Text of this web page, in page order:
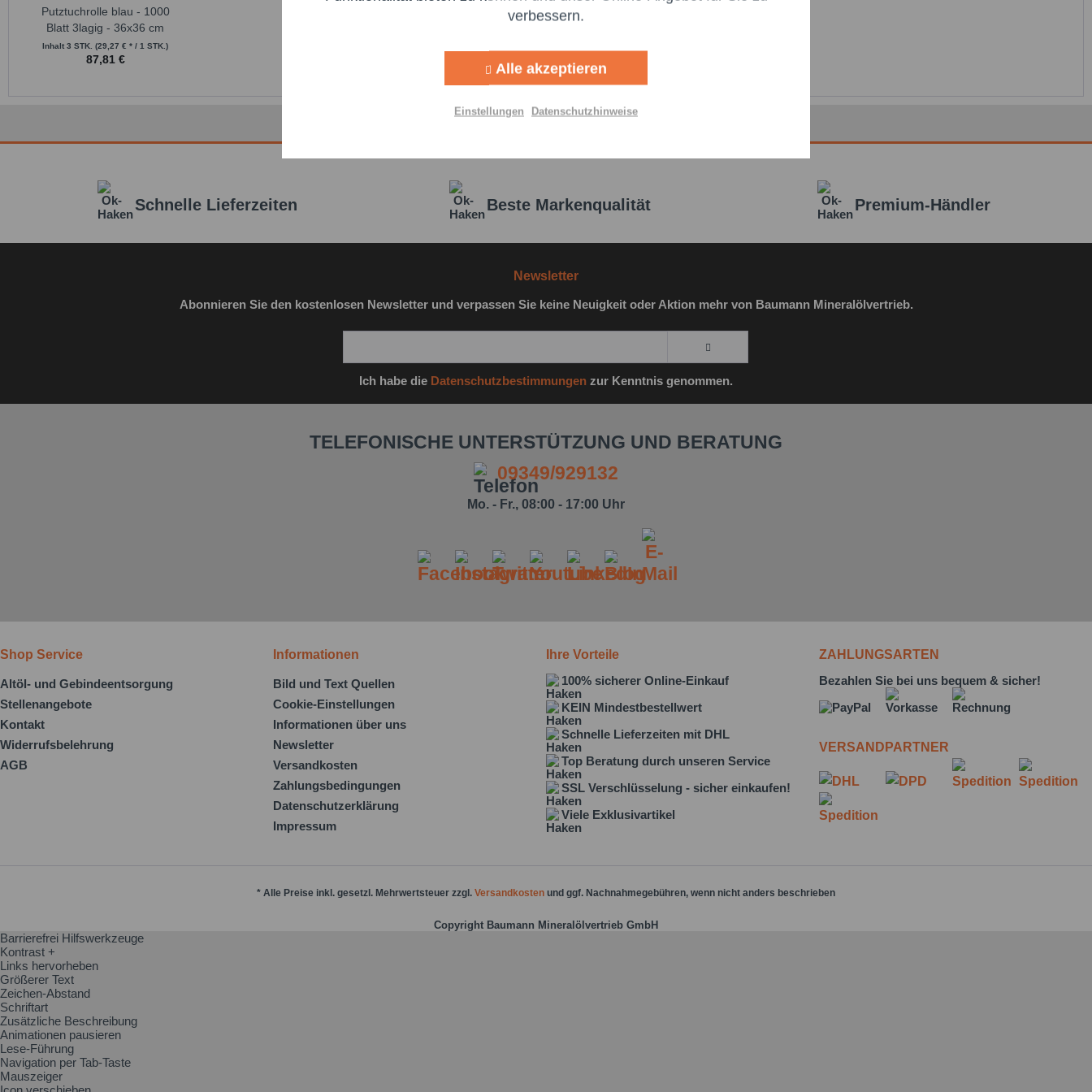
Ich habe dieDatenschutzbestimmungzur Kenntnis
Putztuchrolle blau - 1000
Blatt 3lagig - 36x36 cm
Inhalt 3 STK. (29,27 € * / 1 STK.)
87,81 €
Schnelle Lieferzeiten Beste Markenqualität Premium-Händler
Newsletter
Abonnieren Sie den kostenlosen Newsletter und verpassen Sie keine Neuigkeit oder Aktion mehr von Baumann Mineralölvertrieb.
Ich habe die Datenschutzbestimmungen zur Kenntnis genommen.
TELEFONISCHE UNTERSTÜTZUNG UND BERATUNG
09349/929132
Mo. - Fr., 08:00 - 17:00 Uhr
Shop Service
Altöl- und Gebindeentsorgung
Stellenangebote
Kontakt
Widerrufsbelehrung
AGB
Informationen
Bild und Text Quellen
Cookie-Einstellungen
Informationen über uns
Newsletter
Versandkosten
Zahlungsbedingungen
Datenschutzerklärung
Impressum
Ihre Vorteile
100% sicherer Online-Einkauf
KEIN Mindestbestellwert
Schnelle Lieferzeiten mit DHL
Top Beratung durch unseren Service
SSL Verschlüsselung - sicher einkaufen!
Viele Exklusivartikel
ZAHLUNGSARTEN
Bezahlen Sie bei uns bequem & sicher!
VERSANDPARTNER
* Alle Preise inkl. gesetzl. Mehrwertsteuer zzgl. Versandkosten und ggf. Nachnahmegebühren, wenn nicht anders beschrieben
Copyright Baumann Mineralölvertrieb GmbH
verbessern.
Alle akzeptieren
Einstellungen Datenschutzhinweise
Barrierefrei Hilfswerkzeuge
Kontrast +
Links hervorheben
Größerer Text
Zeichen-Abstand
Schriftart
Zusätzliche Beschreibung
Animationen pausieren
Lese-Führung
Navigation per Tab-Taste
Mauszeiger